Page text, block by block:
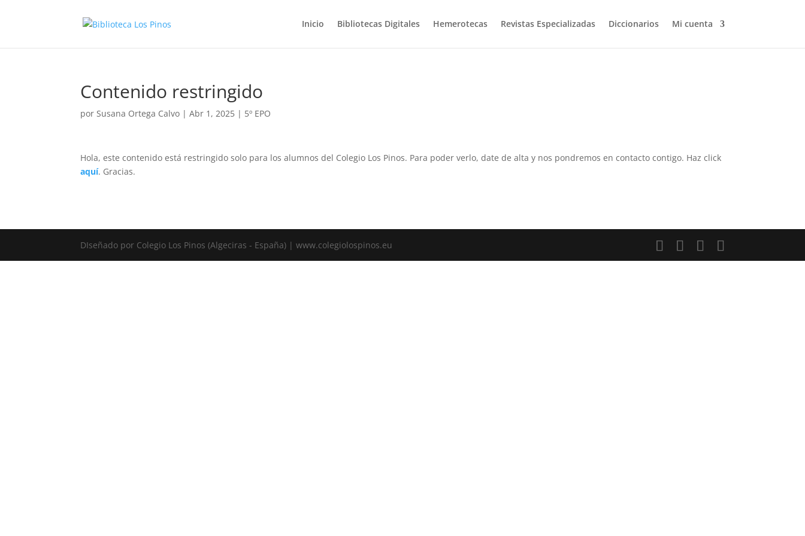
Inicio Bibliotecas Digitales Hemerotecas Revistas Especializadas Diccionarios Mi cuenta
Contenido restringido
porSusana Ortega Calvo |Abr 1, 2025 | 5º EPO
Hola, este contenido está restringido solo para los alumnos del Colegio Los Pinos. Para poder verlo, date de alta y nos pondremos en contacto contigo. Haz click
aquí. Gracias.
DIseñado por Colegio Los Pinos (Algeciras - España) | www.colegiolospinos.eu